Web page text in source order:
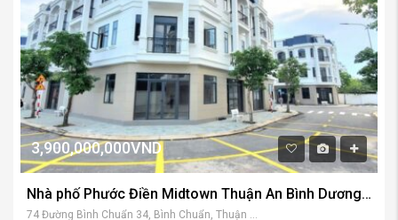
3,900,000,000VND
Nhà phố Phước Điền Midtown Thuận An Bình Dương sổ hồng giao ngay